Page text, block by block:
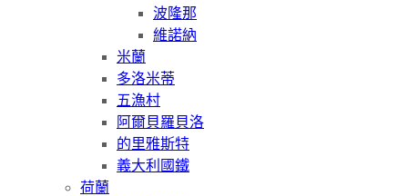
波隆那
維諾納
米蘭
多洛米蒂
五漁村
阿爾貝羅貝洛
的里雅斯特
義大利國鐵
荷蘭